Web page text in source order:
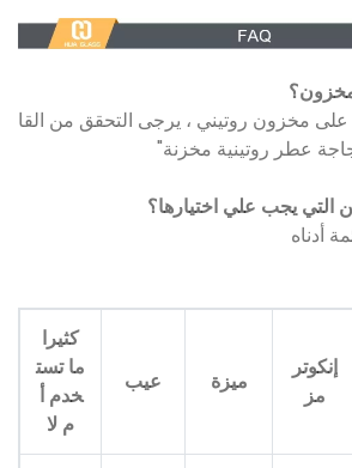
مخزون روتيني ، يرجى التحقق من القا
عطر روتينية مخزنة"
أدناه
إنكوتر
مز
ميزة عيب
كثيرا
ما تست
خدم أ
م لا